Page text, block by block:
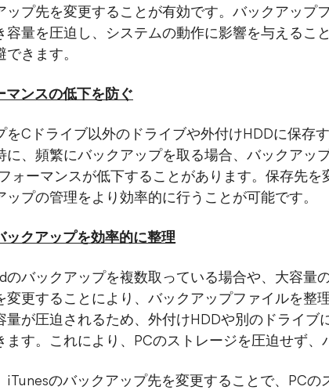
ップ先を変更することが有効です。バックアップ
容量を圧迫し、システムの動作に影響を与えるこ
きます。
マンスの低下を防ぐ
をCドライブ以外のドライブや外付けHDDに保存
に、頻繁にバックアップを取る場合、バックアッ
ォーマンスが低下することがあります。保存先
ップの管理をより効率的に行うことが可能です。
ックアップを効率的に整理
のバックアップを複数取っている場合や、大容量
変更することにより、バックアップファイルを整
量が圧迫されるため、外付けHDDや別のドライ
ます。これにより、PCのストレージを圧迫せず、
iTunesのバックアップ先を変更することで、PC